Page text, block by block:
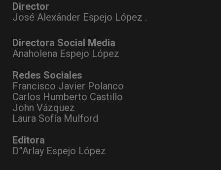
Director
José Alexánder Espejo López .
Directora Social Media
Anaholena Espejo López
Redes Sociales
Francisco Javier Polanco
Carlos Humberto Castillo
John Vázquez
Laura Sofía Mulford
Editora
D”Arlay Espejo López